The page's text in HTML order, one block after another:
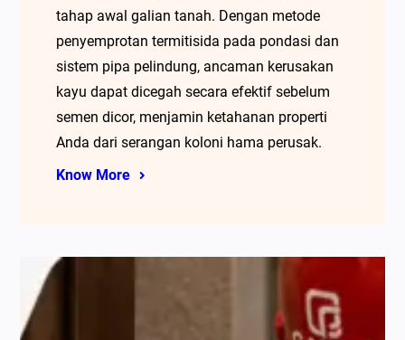
tahap awal galian tanah. Dengan metode
penyemprotan termitisida pada pondasi dan
sistem pipa pelindung, ancaman kerusakan
kayu dapat dicegah secara efektif sebelum
semen dicor, menjamin ketahanan properti
Anda dari serangan koloni hama perusak.
Know More